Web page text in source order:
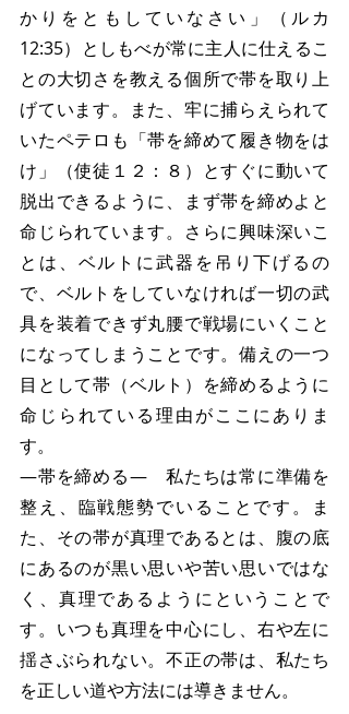
かりをともしていなさい」（ルカ
12:35）としもべが常に主人に仕えるこ
との大切さを教える個所で帯を取り上
げています。また、牢に捕らえられて
いたペテロも「帯を締めて履き物をは
け」（使徒１２：８）とすぐに動いて
脱出できるように、まず帯を締めよと
命じられています。さらに興味深いこ
とは、ベルトに武器を吊り下げるの
で、ベルトをしていなければ一切の武
具を装着できず丸腰で戦場にいくこと
になってしまうことです。備えの一つ
目として帯（ベルト）を締めるように
命じられている理由がここにありま
す。
―帯を締める―　私たちは常に準備を
整え、臨戦態勢でいることです。ま
た、その帯が真理であるとは、腹の底
にあるのが黒い思いや苦い思いではな
く、真理であるようにということで
す。いつも真理を中心にし、右や左に
揺さぶられない。不正の帯は、私たち
を正しい道や方法には導きません。